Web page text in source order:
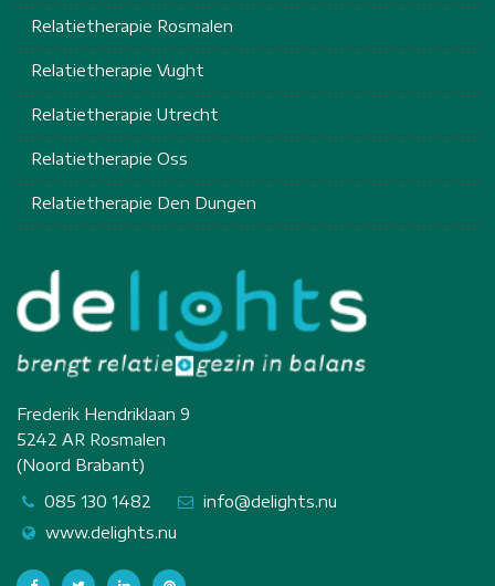
Relatietherapie Rosmalen
Relatietherapie Vught
Relatietherapie Utrecht
Relatietherapie Oss
Relatietherapie Den Dungen
Frederik Hendriklaan 9
5242 AR Rosmalen
(Noord Brabant)
085 130 1482
info@delights.nu
www.delights.nu